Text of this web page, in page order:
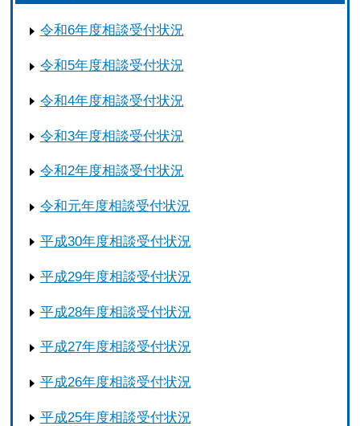
令和6年度相談受付状況
令和5年度相談受付状況
令和4年度相談受付状況
令和3年度相談受付状況
令和2年度相談受付状況
令和元年度相談受付状況
平成30年度相談受付状況
平成29年度相談受付状況
平成28年度相談受付状況
平成27年度相談受付状況
平成26年度相談受付状況
平成25年度相談受付状況